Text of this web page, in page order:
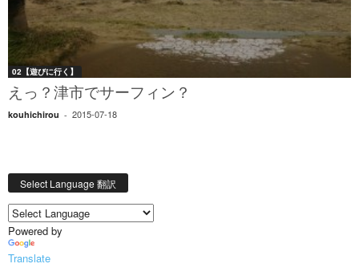
02【遊びに行く】
えっ？津市でサーフィン？
kouhichirou - 2015-07-18
Select Language 翻訳
Powered by
Translate